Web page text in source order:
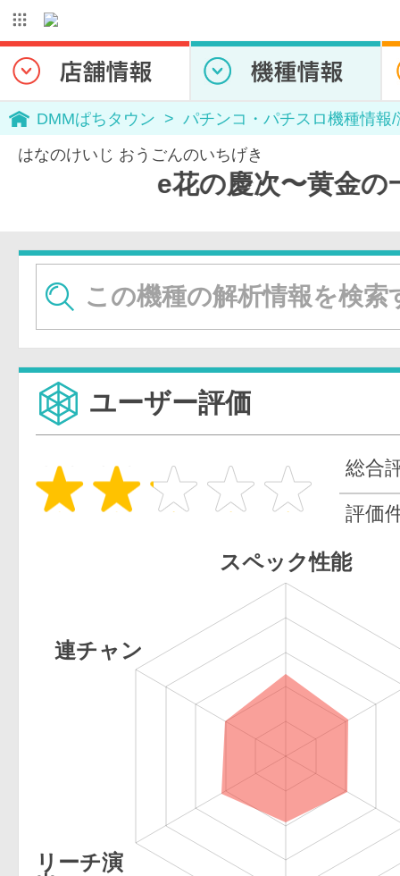
DMMぱちタウン パチンコ・パチスロ機種情報
はなのけいじ おうごんのいちげき
e花の慶次〜黄金の一撃の評
ユーザー評価
総合
評価
スペック性能
リーチ演
連チャン